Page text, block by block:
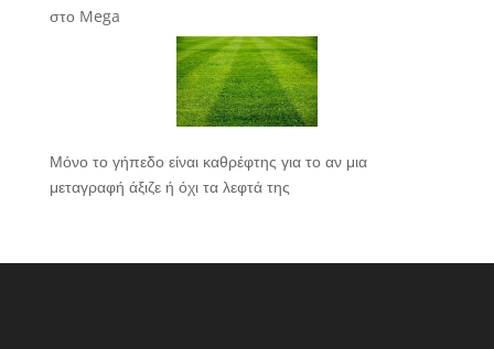
στο Mega
Μόνο το γήπεδο είναι καθρέφτης για το αν μια
μεταγραφή άξιζε ή όχι τα λεφτά της